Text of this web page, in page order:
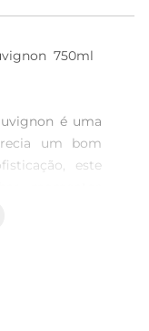
750ml
é uma
um bom
este
após um